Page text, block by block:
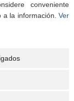
conveniente
la información. Ver